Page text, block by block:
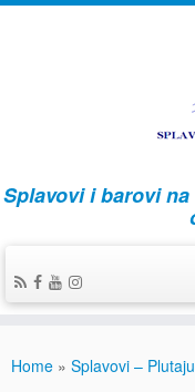
Splavovi i barovi
Home » Splavovi –